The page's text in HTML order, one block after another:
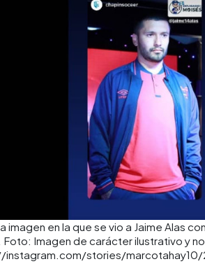
imagen en la que se vio a Jaime Alas
Imagen de carácter ilustrativo y no
stories/marcotahay10/